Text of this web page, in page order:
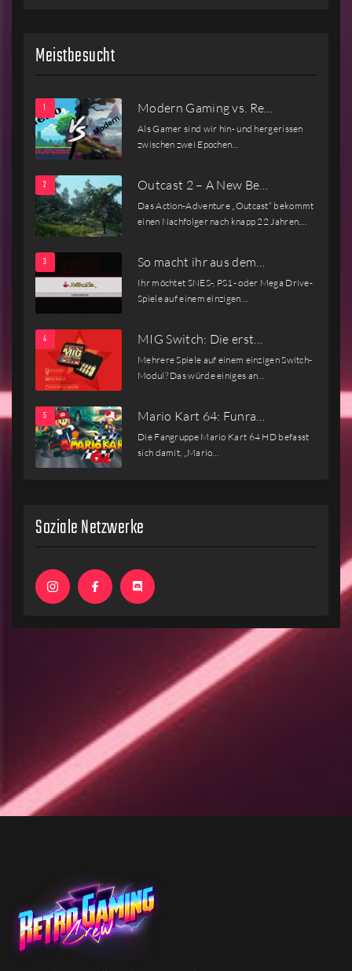
Meistbesucht
Modern Gaming vs. Re…
Als Gamer sind wir hin- und hergerissen
zwischen zwei Epochen…
Outcast 2 – A New Be…
Das Action-Adventure „Outcast“ bekommt
einen Nachfolger nach knapp 22 Jahren.…
So macht ihr aus dem…
Ihr möchtet SNES-, PS1- oder Mega Drive-
Spiele auf einem einzigen…
MIG Switch: Die erst…
Mehrere Spiele auf einem einzigen Switch-
Modul? Das würde einiges an…
Mario Kart 64: Funra…
Die Fangruppe Mario Kart 64 HD befasst
sich damit, „Mario…
Soziale Netzwerke